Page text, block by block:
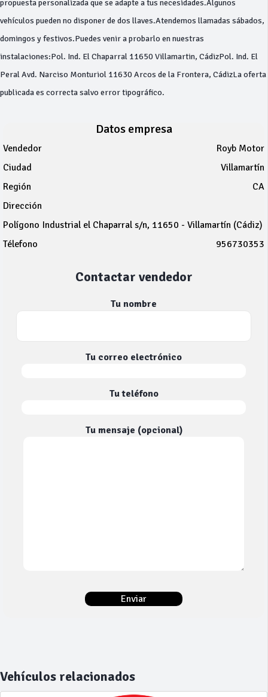
propuesta personalizada que se adapte a tus necesidades.Algunos
vehículos pueden no disponer de dos llaves.Atendemos llamadas sábados,
domingos y festivos.Puedes venir a probarlo en nuestras
instalaciones:Pol. Ind. El Chaparral 11650 Villamartin, CádizPol. Ind. El
Peral Avd. Narciso Monturiol 11630 Arcos de la Frontera, CádizLa oferta
publicada es correcta salvo error tipográfico.
Datos empresa
Vendedor
Royb Motor
Ciudad
Villamartín
Región
CA
Dirección
Polígono Industrial el Chaparral s/n, 11650 - Villamartín (Cádiz)
Télefono
956730353
Contactar vendedor
Tu nombre
Tu correo electrónico
Tu teléfono
Tu mensaje (opcional)
Vehículos relacionados